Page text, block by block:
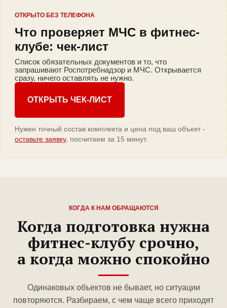
ОТКРЫТО БЕЗ ТЕЛЕФОНА
Что проверяет МЧС в фитнес-
клубе: чек-лист
Список обязательных документов и то, что
запрашивают Роспотребнадзор и МЧС. Открывается
сразу, ничего оставлять не нужно.
ОТКРЫТЬ ЧЕК-ЛИСТ
Нужен точный состав комплекта и цена под ваш объект -
оставьте заявку, посчитаем за 15 минут.
КОГДА К НАМ ОБРАЩАЮТСЯ
Когда подготовка нужна
фитнес-клубу срочно,
а когда можно спокойно
Одинаковых объектов не бывает, но ситуации
повторяются. Разбираем, с чем чаще всего приходят